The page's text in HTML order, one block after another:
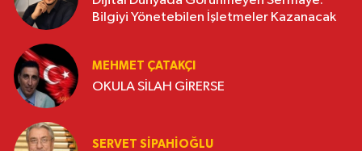
Bilgiyi Yönetebilen İşletmeler Kazanacak
MEHMET ÇATAKÇI
OKULA SİLAH GİRERSE
SERVET SİPAHİOĞLU